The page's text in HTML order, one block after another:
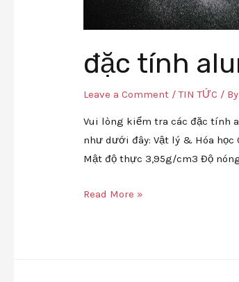
đặc tính
Leave a Comment /TIN TỨC /
Vui lòng kiểm tra các đặc tính
như dưới đây: Vật lý & Hóa học
Mật độ thực 3,95g/cm3 Độ
Read More »